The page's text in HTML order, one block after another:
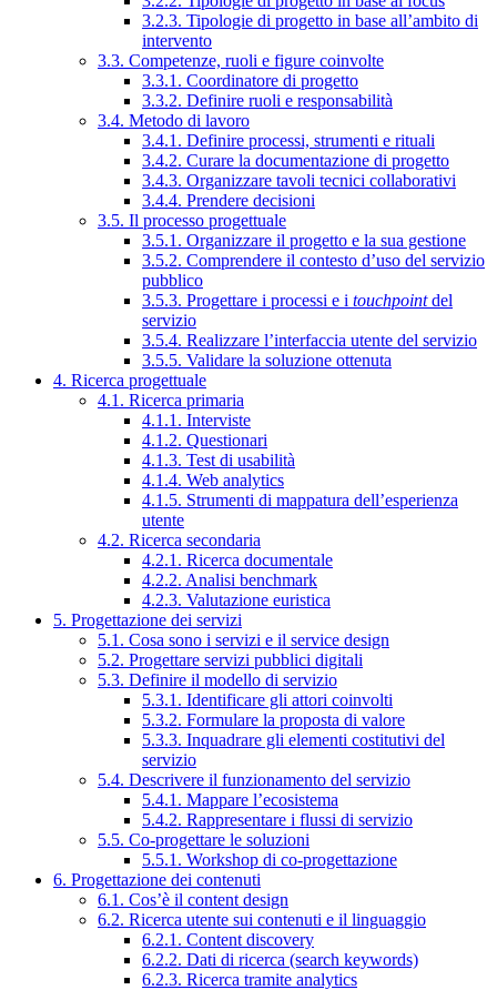
3.2.3. Tipologie di progetto in base all’ambito di
intervento
3.3. Competenze, ruoli e figure coinvolte
3.3.1. Coordinatore di progetto
3.3.2. Definire ruoli e responsabilità
3.4. Metodo di lavoro
3.4.1. Definire processi, strumenti e rituali
3.4.2. Curare la documentazione di progetto
3.4.3. Organizzare tavoli tecnici collaborativi
3.4.4. Prendere decisioni
3.5. Il processo progettuale
3.5.1. Organizzare il progetto e la sua gestione
3.5.2. Comprendere il contesto d’uso del servizio
pubblico
3.5.3. Progettare i processi e i touchpointdel
servizio
3.5.4. Realizzare l’interfaccia utente del servizio
3.5.5. Validare la soluzione ottenuta
4. Ricerca progettuale
4.1. Ricerca primaria
4.1.1. Interviste
4.1.2. Questionari
4.1.3. Test di usabilità
4.1.4. Web analytics
4.1.5. Strumenti di mappatura dell’esperienza
utente
4.2. Ricerca secondaria
4.2.1. Ricerca documentale
4.2.2. Analisi benchmark
4.2.3. Valutazione euristica
5. Progettazione dei servizi
5.1. Cosa sono i servizi e il service design
5.2. Progettare servizi pubblici digitali
5.3. Definire il modello di servizio
5.3.1. Identificare gli attori coinvolti
5.3.2. Formulare la proposta di valore
5.3.3. Inquadrare gli elementi costitutivi del
servizio
5.4. Descrivere il funzionamento del servizio
5.4.1. Mappare l’ecosistema
5.4.2. Rappresentare i flussi di servizio
5.5. Co-progettare le soluzioni
5.5.1. Workshop di co-progettazione
6. Progettazione dei contenuti
6.1. Cos’è il content design
6.2. Ricerca utente sui contenuti e il linguaggio
6.2.1. Content discovery
6.2.2. Dati di ricerca (search keywords)
6.2.3. Ricerca tramite analytics